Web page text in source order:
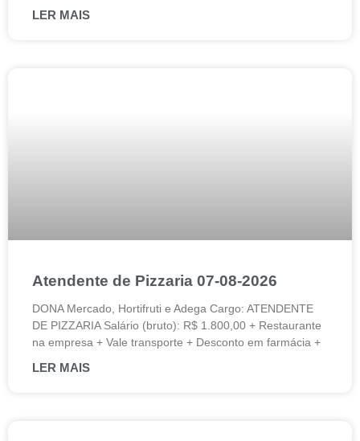
LER MAIS
Atendente de Pizzaria 07-08-2026
DONA Mercado, Hortifruti e Adega Cargo: ATENDENTE
DE PIZZARIA Salário (bruto): R$ 1.800,00 + Restaurante
na empresa + Vale transporte + Desconto em farmácia +
LER MAIS